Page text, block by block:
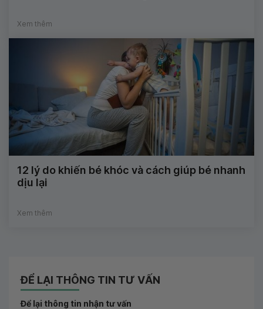
Xem thêm
12 lý do khiến bé khóc và cách giúp bé nhanh
dịu lại
Xem thêm
ĐỂ LẠI THÔNG TIN TƯ VẤN
Để lại thông tin nhận tư vấn